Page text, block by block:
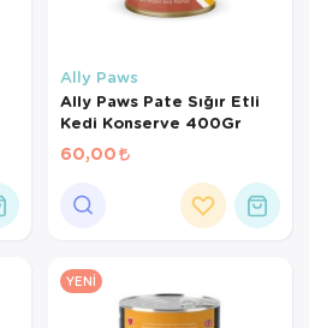
Ally Paws
Ally Paws Pate Sığır Etli
Kedi Konserve 400Gr
60,00
YENI